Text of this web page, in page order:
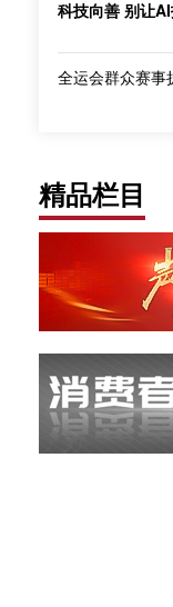
科技向善 别让
全运会群众赛事
精品栏目